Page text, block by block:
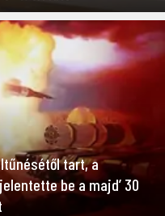
tart, a
be a majd’ 30